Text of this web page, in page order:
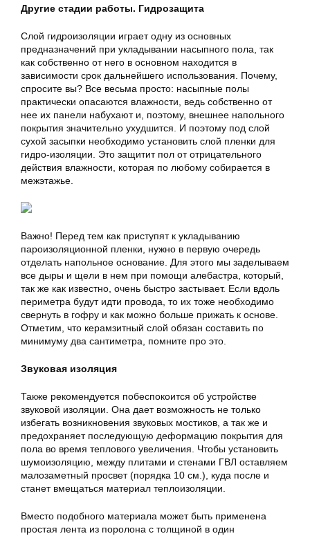
Другие стадии работы. Гидрозащита
Слой гидроизоляции играет одну из основных
предназначений при укладывании насыпного пола, так
как собственно от него в основном находится в
зависимости срок дальнейшего использования. Почему,
спросите вы? Все весьма просто: насыпные полы
практически опасаются влажности, ведь собственно от
нее их панели набухают и, поэтому, внешнее напольного
покрытия значительно ухудшится. И поэтому под слой
сухой засыпки необходимо установить слой пленки для
гидро-изоляции. Это защитит пол от отрицательного
действия влажности, которая по любому собирается в
межэтажье.
Важно! Перед тем как приступят к укладыванию
пароизоляционной пленки, нужно в первую очередь
отделать напольное основание. Для этого мы заделываем
все дыры и щели в нем при помощи алебастра, который,
так же как известно, очень быстро застывает. Если вдоль
периметра будут идти провода, то их тоже необходимо
свернуть в гофру и как можно больше прижать к основе.
Отметим, что керамзитный слой обязан составить по
минимуму два сантиметра, помните про это.
Звуковая изоляция
Также рекомендуется побеспокоится об устройстве
звуковой изоляции. Она дает возможность не только
избегать возникновения звуковых мостиков, а так же и
предохраняет последующую деформацию покрытия для
пола во время теплового увеличения. Чтобы установить
шумоизоляцию, между плитами и стенами ГВЛ оставляем
малозаметный просвет (порядка 10 см.), куда после и
станет вмещаться материал теплоизоляции.
Вместо подобного материала может быть применена
простая лента из поролона с толщиной в один